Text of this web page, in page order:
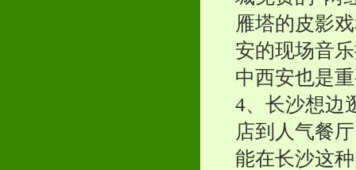
雁塔的皮影
安的现场音
中西安也是
4、长沙想边
店到人气餐
能在长沙这